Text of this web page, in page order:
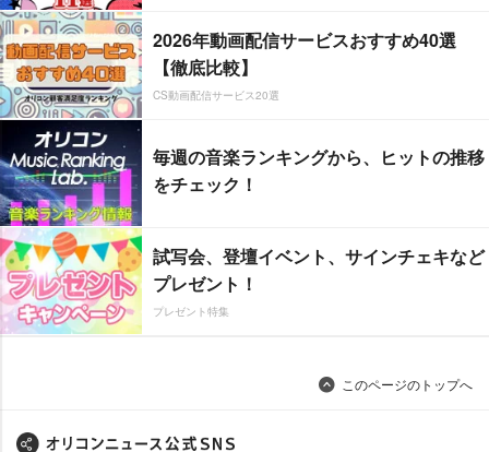
2026年動画配信サービスおすすめ40選
【徹底比較】
CS動画配信サービス20選
毎週の音楽ランキングから、ヒットの推移
をチェック！
試写会、登壇イベント、サインチェキなど
プレゼント！
プレゼント特集
このページのトップへ